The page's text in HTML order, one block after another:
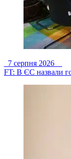
7 серпня 2026
FT: В ЄС назвали